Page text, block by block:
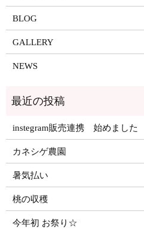
BLOG
GALLERY
NEWS
instegram販売連携 始めました
カネシゲ農園
暑気払い
桃の収穫
今年初 お祭り☆